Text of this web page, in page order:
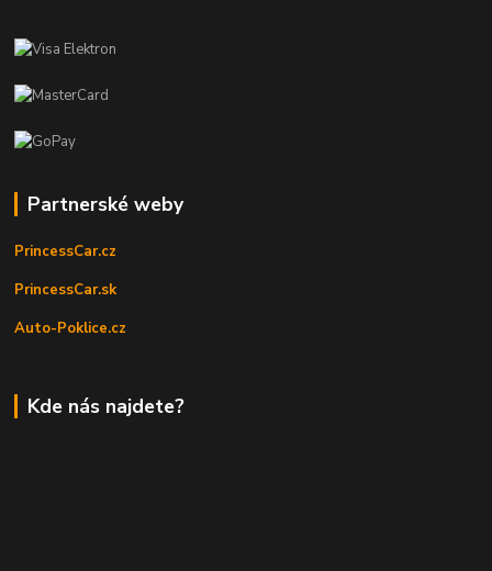
Partnerské weby
PrincessCar.cz
PrincessCar.sk
Auto-Poklice.cz
Kde nás najdete?